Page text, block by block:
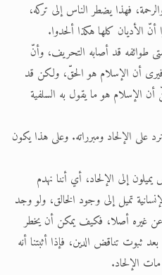
فهذا يضطر الناس إلى تركه،
الأديان كلها هكذا ألحدوا.
طوائفه قد أصابه التحريف، وأنّ
أن الإسلام هو الحقّ، ولكن قد
الإسلام هو ما يقول به السلفية
على الإلحاد ومبرراته. وعلى هذا يكون
إلى الإلحاد، أي أننا نهدم
تميل إلى وجود الخالق، ولو وجد
عن غيره أصلا، فكيف يمكن أن يخطر
بعد ثبوت تناقض الدين، فإذا أثبتنا أنه
الإلحاد.